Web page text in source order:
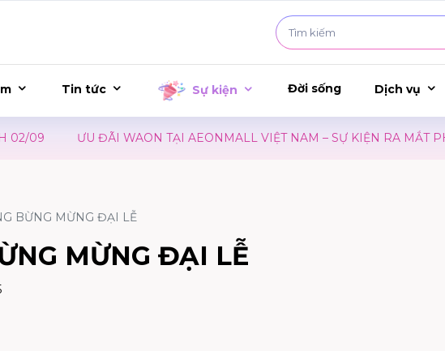
Tin tức Sự kiện Đời sống Dịch vụ
ƯU ĐÃI WAON TẠI AEONMALL VIỆT NAM – SỰ KIỆN RA MẮT PHIM
BỪNG MỪNG ĐẠI LỄ
MỪNG ĐẠI LỄ